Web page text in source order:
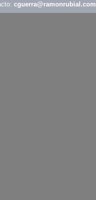
cguerra@ramonrubial.com